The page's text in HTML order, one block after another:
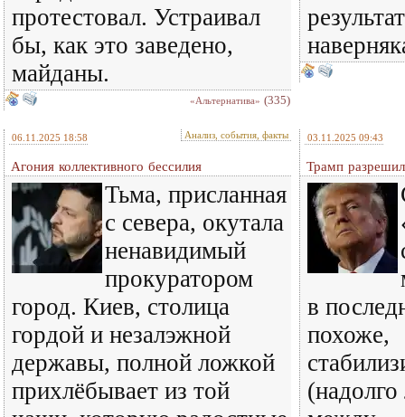
протестовал. Устраивал
бы, как это заведено,
майданы.
«Альтернатива» (335)
06.11.2025 18:58 Анализ, события, факты
Агония коллективного бессилия
Тьма, присланная
с севера, окутала
ненавидимый
прокуратором
город. Киев, столица
гордой и незалэжной
державы, полной ложкой
прихлёбывает из той
03.11.2025 09:43
Трамп
в
похоже,
(надолго